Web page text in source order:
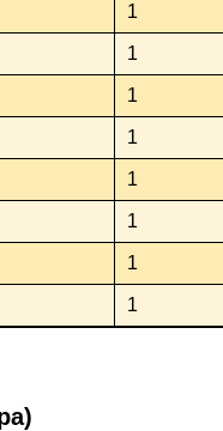
1
1
1
1
1
1
1
1